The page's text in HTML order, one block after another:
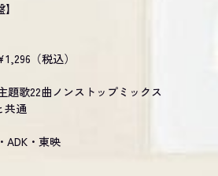
（税込）
題歌22曲ノンストップミックス
共通
ADK・東映